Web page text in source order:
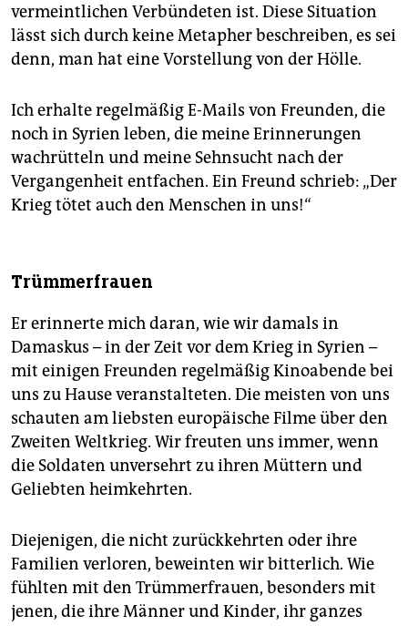
vermeintlichen Verbündeten ist. Diese Situation
lässt sich durch keine Metapher beschreiben, es sei
denn, man hat eine Vorstellung von der Hölle.
Ich erhalte regelmäßig E-Mails von Freunden, die
noch in Syrien leben, die meine Erinnerungen
wachrütteln und meine Sehnsucht nach der
Vergangenheit entfachen. Ein Freund schrieb: „Der
Krieg tötet auch den Menschen in uns!“
Trümmerfrauen
Er erinnerte mich daran, wie wir damals in
Damaskus – in der Zeit vor dem Krieg in Syrien –
mit einigen Freunden regelmäßig Kinoabende bei
uns zu Hause veranstalteten. Die meisten von uns
schauten am liebsten europäische Filme über den
Zweiten Weltkrieg. Wir freuten uns immer, wenn
die Soldaten unversehrt zu ihren Müttern und
Geliebten heimkehrten.
Diejenigen, die nicht zurückkehrten oder ihre
Familien verloren, beweinten wir bitterlich. Wie
fühlten mit den Trümmerfrauen, besonders mit
jenen, die ihre Männer und Kinder, ihr ganzes